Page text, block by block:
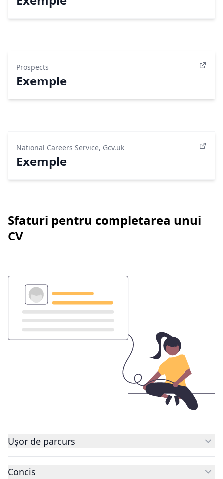
Prospects
Exemple
National Careers Service, Gov.uk
Exemple
Sfaturi pentru completarea unui
CV
Ușor de parcurs
Concis